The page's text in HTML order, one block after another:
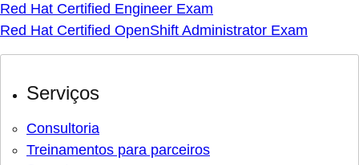
Red Hat Certified Engineer Exam
Red Hat Certified OpenShift Administrator Exam
Serviços
Consultoria
Treinamentos para parceiros